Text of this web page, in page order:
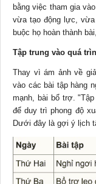
bằng việc tham gia
vừa tạo động lực, vừa
buộc họ hoàn thành
Tập trung vào quá
Thay vì ám ảnh về
vào các bài tập hàng
mạnh, bài bổ trợ.
để duy trì phong độ
Dưới đây là gợi ý lịch